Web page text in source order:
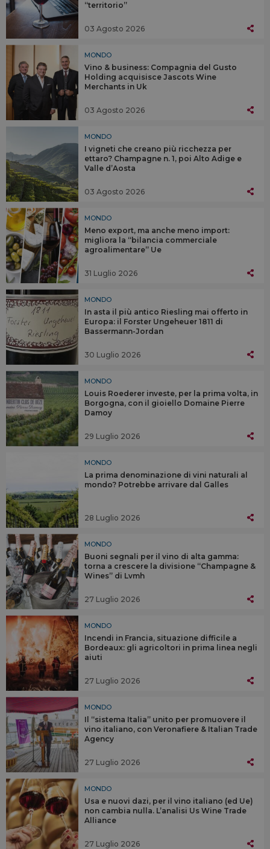
“territorio”
03 Agosto 2026
MONDO
Vino & business: Compagnia del Gusto
Holding acquisisce Jascots Wine
Merchants in Uk
03 Agosto 2026
MONDO
I vigneti che creano più ricchezza per
ettaro? Champagne n. 1, poi Alto Adige e
Valle d’Aosta
03 Agosto 2026
MONDO
Meno export, ma anche meno import:
migliora la “bilancia commerciale
agroalimentare” Ue
31 Luglio 2026
MONDO
In asta il più antico Riesling mai offerto in
Europa: il Forster Ungeheuer 1811 di
Bassermann-Jordan
30 Luglio 2026
MONDO
Louis Roederer investe, per la prima volta, in
Borgogna, con il gioiello Domaine Pierre
Damoy
29 Luglio 2026
MONDO
La prima denominazione di vini naturali al
mondo? Potrebbe arrivare dal Galles
28 Luglio 2026
MONDO
Buoni segnali per il vino di alta gamma:
torna a crescere la divisione “Champagne &
Wines” di Lvmh
27 Luglio 2026
MONDO
Incendi in Francia, situazione difficile a
Bordeaux: gli agricoltori in prima linea negli
aiuti
27 Luglio 2026
MONDO
Il “sistema Italia” unito per promuovere il
vino italiano, con Veronafiere & Italian Trade
Agency
27 Luglio 2026
MONDO
Usa e nuovi dazi, per il vino italiano (ed Ue)
non cambia nulla. L’analisi Us Wine Trade
Alliance
27 Luglio 2026